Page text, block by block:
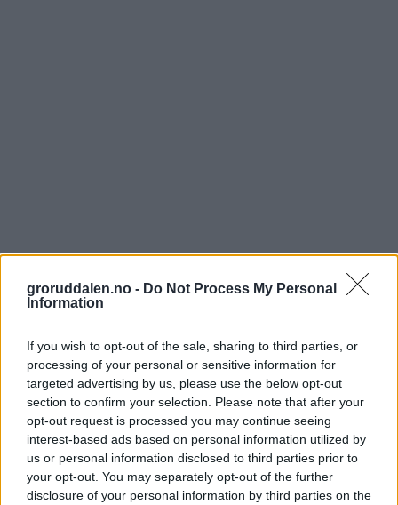
groruddalen.no - Do Not Process My Personal
Information
If you wish to opt-out of the sale, sharing to third parties, or
processing of your personal or sensitive information for
targeted advertising by us, please use the below opt-out
section to confirm your selection. Please note that after your
opt-out request is processed you may continue seeing
interest-based ads based on personal information utilized by
us or personal information disclosed to third parties prior to
your opt-out. You may separately opt-out of the further
disclosure of your personal information by third parties on the